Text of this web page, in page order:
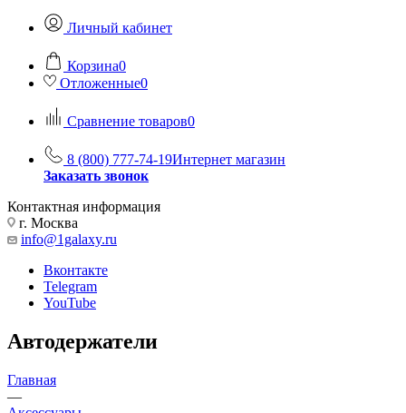
Личный кабинет
Корзина0
Отложенные0
Сравнение товаров0
8 (800) 777-74-19Интернет магазин
Заказать звонок
Контактная информация
г. Москва
info@1galaxy.ru
Вконтакте
Telegram
YouTube
Автодержатели
Главная
—